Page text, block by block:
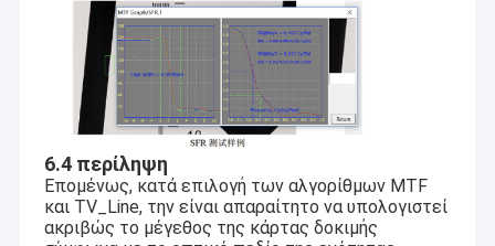
6.4 περίληψη
Επομένως, κατά επιλογή των αλγορίθμων MTF
και TV_Line, την είναι απαραίτητο να υπολογιστεί
ακριβώς το μέγεθος της κάρτας δοκιμής